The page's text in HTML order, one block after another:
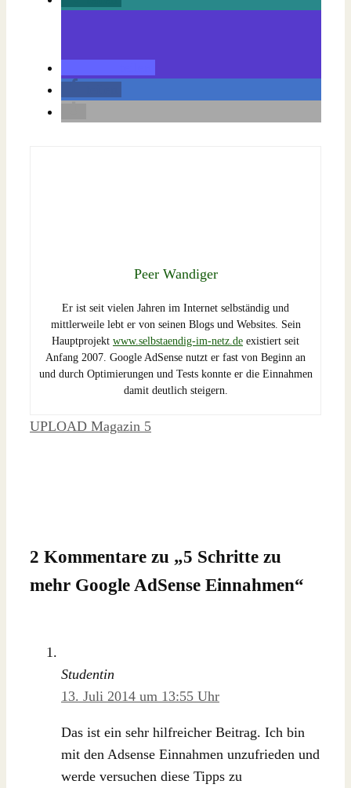
Peer Wandiger
Er ist seit vielen Jahren im Internet selbständig und
mittlerweile lebt er von seinen Blogs und Websites. Sein
Hauptprojekt www.selbstaendig-im-netz.de existiert seit
Anfang 2007. Google AdSense nutzt er fast von Beginn an
und durch Optimierungen und Tests konnte er die Einnahmen
damit deutlich steigern.
Schlagwörter
UPLOAD Magazin 5
2 Kommentare zu „5 Schritte zu
mehr Google AdSense Einnahmen“
Studentin
13. Juli 2014 um 13:55 Uhr
Das ist ein sehr hilfreicher Beitrag. Ich bin
mit den Adsense Einnahmen unzufrieden und
werde versuchen diese Tipps zu